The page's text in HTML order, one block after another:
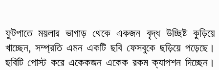
ফুটপাতে ময়লার ভাগাড় থেকে একজন বৃদ্ধ উচ্ছিষ্ট কুড়িয়ে
খাচ্ছেন, সম্প্রতি এমন একটি ছবি ফেসবুকে ছড়িয়ে পড়েছে।
ছবিটি পোস্ট করে একেকজন একেক রকম ক্যাপশন দিচ্ছেন।